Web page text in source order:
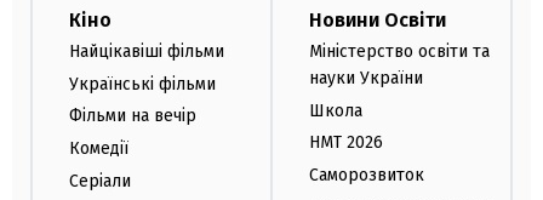
Кіно
Найцікавіші фільми
Українські фільми
Фільми на вечір
Комедії
Серіали
Новини Освіти
Міністерство освіти та
науки України
Школа
НМТ 2026
Саморозвиток